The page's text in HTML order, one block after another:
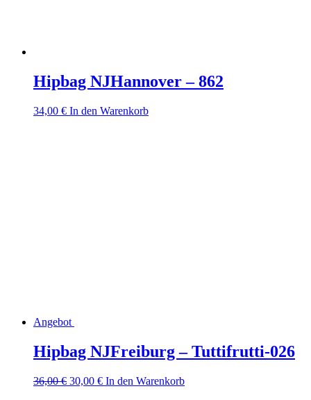
Hipbag NJHannover – 862
34,00 € In den Warenkorb
Angebot
Hipbag NJFreiburg – Tuttifrutti-026
36,00€ Ursprünglicher
30,00 €Aktueller
In den Warenkorb